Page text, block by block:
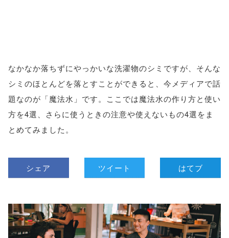
なかなか落ちずにやっかいな洗濯物のシミですが、そんな
シミのほとんどを落とすことができると、今メディアで話
題なのが「魔法水」です。ここでは魔法水の作り方と使い
方を4選、さらに使うときの注意や使えないもの4選をま
とめてみました。
シェア ツイート はてブ